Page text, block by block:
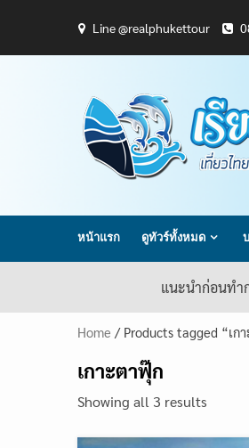
content
Line @realphukettour
หน้าแรก ดูทัวร์ทั้งหมด
แนะนำก่อนทำ
Home / Products tagged “เก
เกาะตาฟุ๊ก
Showing all 3 results